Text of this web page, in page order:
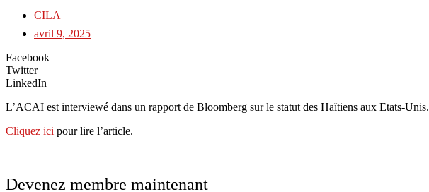
CILA
avril 9, 2025
Facebook
Twitter
LinkedIn
L’ACAI est interviewé dans un rapport de Bloomberg sur le statut des Haïtiens aux Etats-Unis.
Cliquez ici pour lire l’article.
Devenez membre maintenant